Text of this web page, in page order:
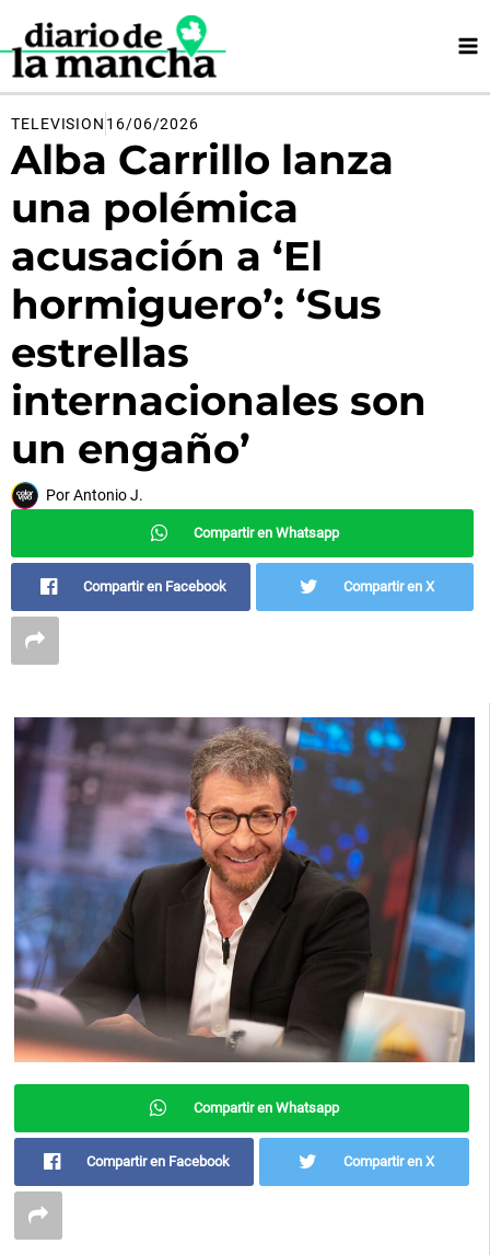
contenido
TELEVISION 16/06/2026
Alba Carrillo lanza
una polémica
acusación a ‘El
hormiguero’: ‘Sus
estrellas
internacionales son
un engaño’
PorAntonio J.
Compartir en Whatsapp
Compartir en Facebook Compartir en X
Compartir en Whatsapp
Compartir en Facebook Compartir en X